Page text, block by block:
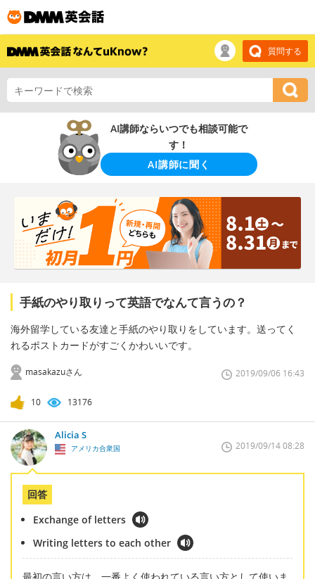
質問する
AI講師ならいつでも相談可能で
す！
AI講師に聞く
手紙のやり取りって英語でなんて言うの？
海外留学している友達と手紙のやり取りをしています。送ってく
れるポストカードがすごくかわいいです。
masakazuさん 2019/09/06 16:43
10 13176
Alicia S
アメリカ合衆国 2019/09/14 08:28
回答
Exchange of letters
Writing letters to each other